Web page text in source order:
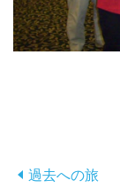
過去への旅